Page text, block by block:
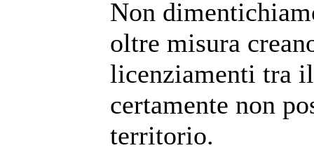
Non
oltre misura
licenziamenti tra
certamente non
territorio.